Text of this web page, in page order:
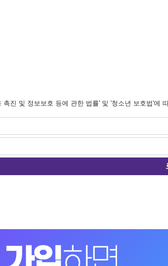
진 및 정보보호 등에 관한 법률' 및 '청소년 보호법'에